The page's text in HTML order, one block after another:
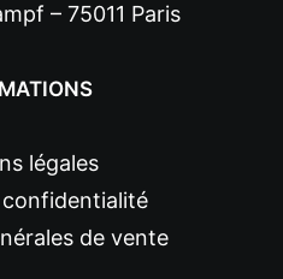
– 75011 Paris
légales
de vente